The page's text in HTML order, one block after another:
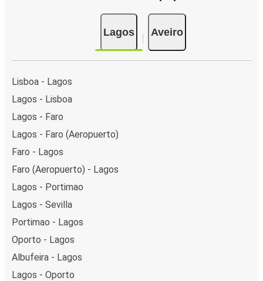
Lagos Aveiro
Lisboa - Lagos
Lagos - Lisboa
Lagos - Faro
Lagos - Faro (Aeropuerto)
Faro - Lagos
Faro (Aeropuerto) - Lagos
Lagos - Portimao
Lagos - Sevilla
Portimao - Lagos
Oporto - Lagos
Albufeira - Lagos
Lagos - Oporto